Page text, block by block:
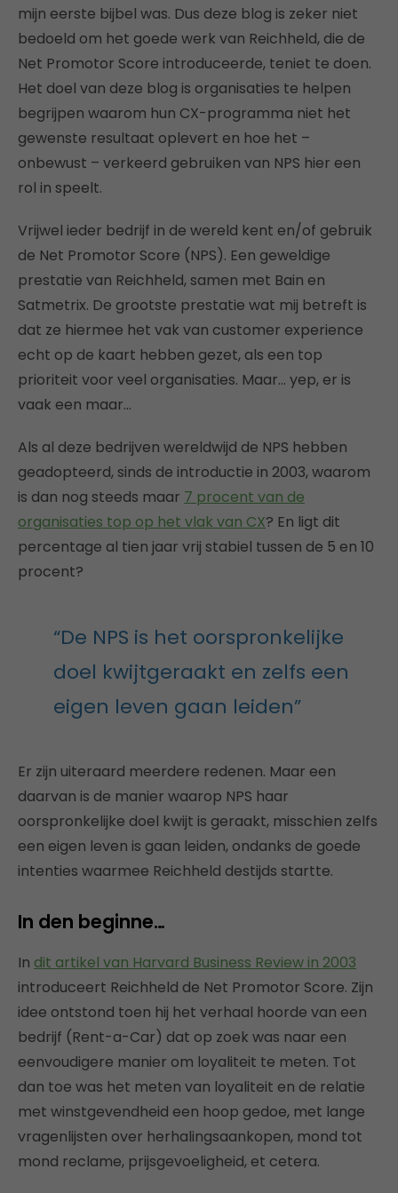
mijn eerste bijbel was. Dus deze blog is zeker niet
bedoeld om het goede werk van Reichheld, die de
Net Promotor Score introduceerde, teniet te doen.
Het doel van deze blog is organisaties te helpen
begrijpen waarom hun CX-programma niet het
gewenste resultaat oplevert en hoe het –
onbewust – verkeerd gebruiken van NPS hier een
rol in speelt.
Vrijwel ieder bedrijf in de wereld kent en/of gebruik
de Net Promotor Score (NPS). Een geweldige
prestatie van Reichheld, samen met Bain en
Satmetrix. De grootste prestatie wat mij betreft is
dat ze hiermee het vak van customer experience
echt op de kaart hebben gezet, als een top
prioriteit voor veel organisaties. Maar… yep, er is
vaak een maar…
Als al deze bedrijven wereldwijd de NPS hebben
geadopteerd, sinds de introductie in 2003, waarom
is dan nog steeds maar 7 procent van de
organisaties top op het vlak van CX? En ligt dit
percentage al tien jaar vrij stabiel tussen de 5 en 10
procent?
“De NPS is het oorspronkelijke
doel kwijtgeraakt en zelfs een
eigen leven gaan leiden”
Er zijn uiteraard meerdere redenen. Maar een
daarvan is de manier waarop NPS haar
oorspronkelijke doel kwijt is geraakt, misschien zelfs
een eigen leven is gaan leiden, ondanks de goede
intenties waarmee Reichheld destijds startte.
In den beginne…
In dit artikel van Harvard Business Review in 2003
introduceert Reichheld de Net Promotor Score. Zijn
idee ontstond toen hij het verhaal hoorde van een
bedrijf (Rent-a-Car) dat op zoek was naar een
eenvoudigere manier om loyaliteit te meten. Tot
dan toe was het meten van loyaliteit en de relatie
met winstgevendheid een hoop gedoe, met lange
vragenlijsten over herhalingsaankopen, mond tot
mond reclame, prijsgevoeligheid, et cetera.